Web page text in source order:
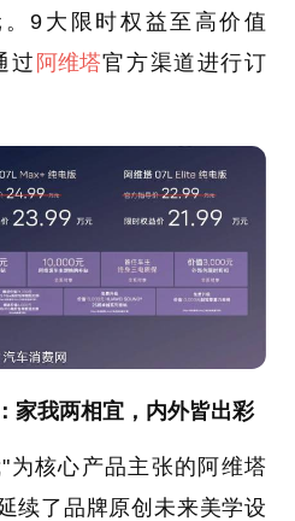
。9大限时权益至高价值
过 阿维塔官方渠道进行订
家我两相宜，内外皆出彩
为核心产品主张的阿维塔
续了品牌原创未来美学设